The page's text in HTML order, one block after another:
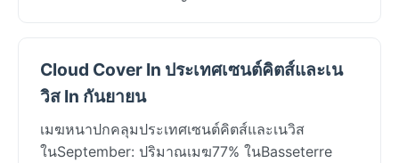
Cloud Cover In ประเทศเซนต์คิตส์และเน
วิส In กันยายน
เมฆหนาปกคลุมประเทศเซนต์คิตส์และเนวิส
ในSeptember: ปริมาณเมฆ77% ในBasseterre